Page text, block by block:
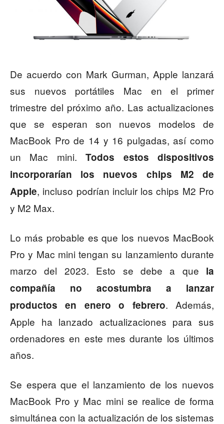
De acuerdo con Mark Gurman, Apple lanzará
sus nuevos portátiles Mac en el primer
trimestre del próximo año. Las actualizaciones
que se esperan son nuevos modelos de
MacBook Pro de 14 y 16 pulgadas, así como
un Mac mini.Todos estos dispositivos
incorporarían los nuevos chips M2 de
Apple, incluso podrían incluir los chips M2 Pro
y M2 Max.
Lo más probable es que los nuevos MacBook
Pro y Mac mini tengan su lanzamiento durante
marzo del 2023. Esto se debe a que la
compañía no acostumbra a lanzar
productos en enero o febrero. Además,
Apple ha lanzado actualizaciones para sus
ordenadores en este mes durante los últimos
años.
Se espera que el lanzamiento de los nuevos
MacBook Pro y Mac mini se realice de forma
simultánea con la actualización de los sistemas